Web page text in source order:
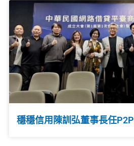
穩穩信用陳訓弘董事長任